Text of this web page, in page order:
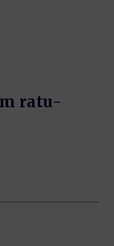
ratu-